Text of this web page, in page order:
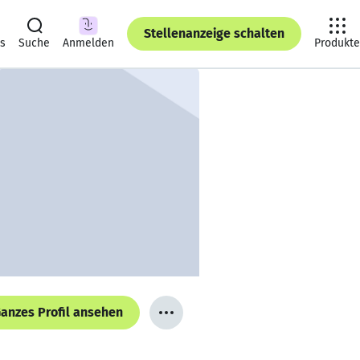
Suche Anmelden
Stellenanzeige schalten
Produkte
Profil ansehen